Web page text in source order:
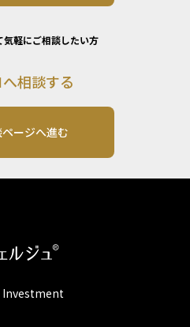
気軽にご相談したい方
相談する
ージへ進む
Investment